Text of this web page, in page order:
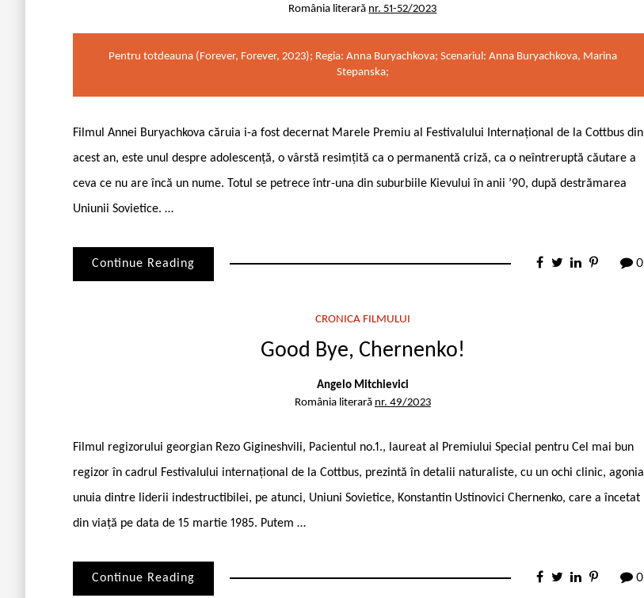
România literară nr. 51-52/2023
Pentru totdeauna (Forever, Forever, 2023); Regia: Anna Buryachkova; Scenariul: Anna Buryachkova, Marina
Stepanska;
Filmul Annei Buryachkova căruia i-a fost decernat Marele Premiu al Festivalului Internațional de la Cottbus din
acest an, este unul despre adolescență, o vârstă resimțită ca o permanentă criză, ca o neîntreruptă căutare a
ceva ce nu are încă un nume. Totul se petrece într-una din suburbiile Kievului în anii ’90, după destrămarea
Uniunii Sovietice. …
Continue Reading 0
CRONICA FILMULUI
Good Bye, Chernenko!
Angelo Mitchievici
România literară nr. 49/2023
Filmul regizorului georgian Rezo Gigineshvili, Pacientul no.1., laureat al Premiului Special pentru Cel mai bun
regizor în cadrul Festivalului internațional de la Cottbus, prezintă în detalii naturaliste, cu un ochi clinic, agonia
unuia dintre liderii indestructibilei, pe atunci, Uniuni Sovietice, Konstantin Ustinovici Chernenko, care a încetat
din viață pe data de 15 martie 1985. Putem …
Continue Reading 0